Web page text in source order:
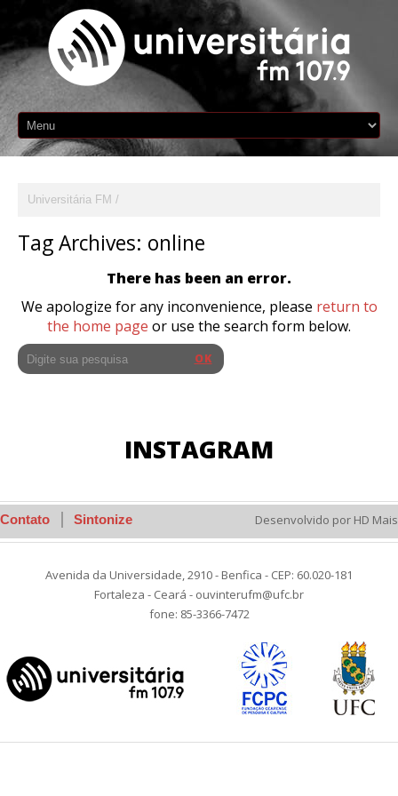
Universitária FM
Tag Archives: online
There has been an error.
We apologize for any inconvenience, please return to
the home page or use the search form below.
INSTAGRAM
Contato Sintonize Desenvolvido por HD Mais
Avenida da Universidade, 2910 - Benfica - CEP: 60.020-181
Fortaleza - Ceará - ouvinterufm@ufc.br
fone: 85-3366-7472